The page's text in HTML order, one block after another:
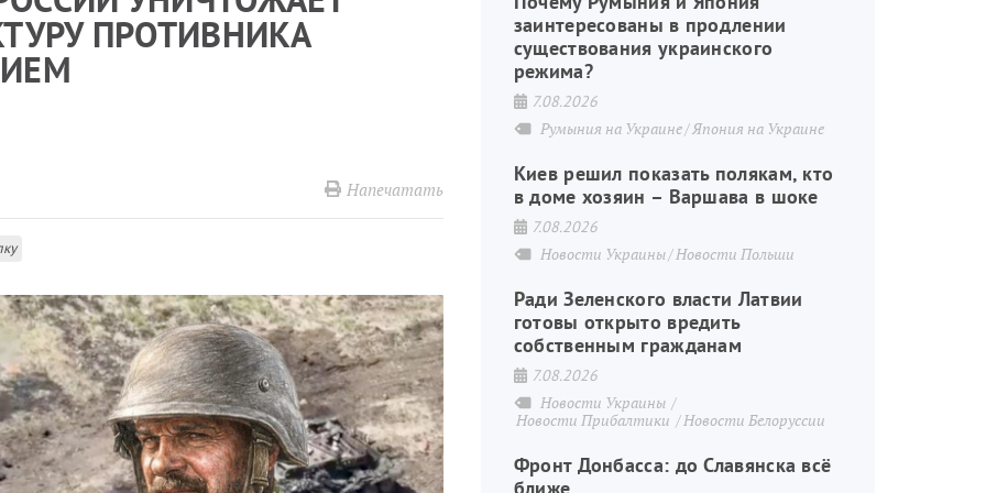
ПРОТИВНИКА
Напечатать
заинтересованы в продлении
существования украинского
режима?
7.08.2026
Румыния на Украине Япония на Украине
Киев решил показать полякам, кто
в доме хозяин – Варшава в шоке
7.08.2026
Новости Украины Новости Польши
Ради Зеленского власти Латвии
готовы открыто вредить
собственным гражданам
7.08.2026
Новости Украины
Новости Прибалтики
Новости Белоруссии
Фронт Донбасса: до Славянска всё